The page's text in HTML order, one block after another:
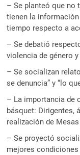
– Se planteó que no
tienen la
tiempo respecto a
– Se debatió
violencia de género
– Se socializan
se denuncia” y “lo
– La importancia de
básquet: Dirigentes,
realización de
– Se proyectó
mejores condiciones